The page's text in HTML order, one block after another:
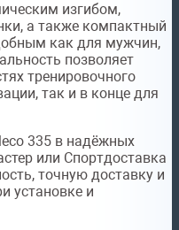
изгибом,
а также компактный
как для мужчин,
позволяет
тренировочного
так и в конце для
335 в надёжных
или Спортдоставка
точную доставку и
установке и